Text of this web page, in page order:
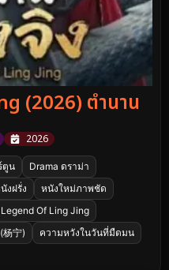
(2026) ตำนาน
2026
ตูน
Drama ดราม่า
งฝรั่ง
หนังใหม่ภาพชัด
Legend Of Ling Jing
杨宁)
ความหวังในวันที่มืดมน